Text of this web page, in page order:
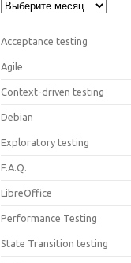
Acceptance testing
Agile
Context-driven testing
Debian
Exploratory testing
F.A.Q.
LibreOffice
Performance Testing
State Transition testing